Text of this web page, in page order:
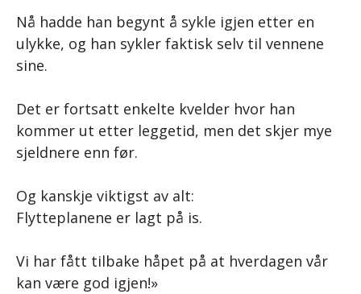
Nå hadde han begynt å sykle igjen etter en
ulykke, og han sykler faktisk selv til vennene
sine.
Det er fortsatt enkelte kvelder hvor han
kommer ut etter leggetid, men det skjer mye
sjeldnere enn før.
Og kanskje viktigst av alt:
Flytteplanene er lagt på is.
Vi har fått tilbake håpet på at hverdagen vår
kan være god igjen!»